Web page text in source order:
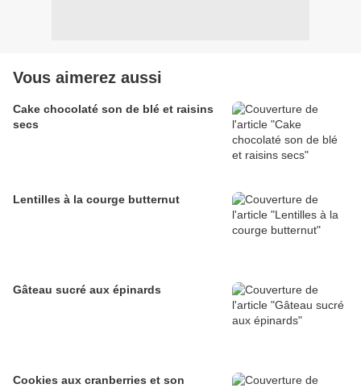
Vous aimerez aussi
Cake chocolaté son de blé et raisins
secs
Lentilles à la courge butternut
Gâteau sucré aux épinards
Cookies aux cranberries et son